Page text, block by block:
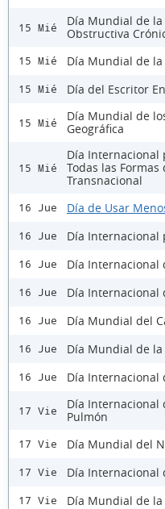
15 Mié
Día Mundial de
Obstructiva
15 Mié Día Mundial de
15 Mié Día del Escritor
15 Mié
Día Mundial de
Geográfica
15 Mié
Día Internacional
Todas las
Transnacional
16 Jue Día de Usar
16 Jue Día Internacional
16 Jue Día Internacional
16 Jue Día Internacional
16 Jue Día Mundial del
16 Jue Día Mundial de la
16 Jue Día Internacional
17 Vie
Día Internacional
Pulmón
17 Vie Día Mundial del
17 Vie Día Internacional
17 Vie Día Mundial de la